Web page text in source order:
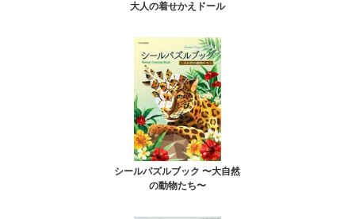
大人の着せかえドール
シールパズルブック 〜大自然
の動物たち〜